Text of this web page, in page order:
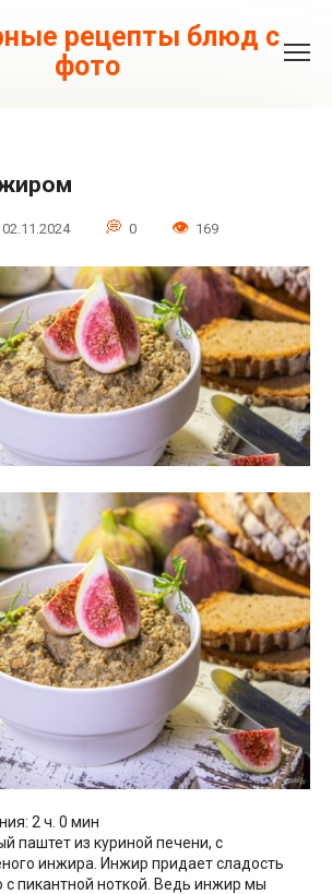
рецепты блюд с
фото
02.11.2024 0 169
2 ч. 0 мин
паштет из куриной печени, с
инжира. Инжир придает сладость
с пикантной ноткой. Ведь инжир мы